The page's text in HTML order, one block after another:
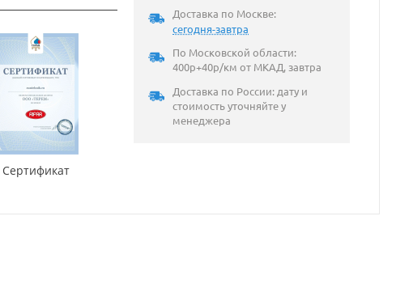
Сертификат
Доставка по Москве:
сегодня-завтра
По Московской области:
400р+40р/км от МКАД, завтра
Доставка по России: дату и
стоимость уточняйте у
менеджера